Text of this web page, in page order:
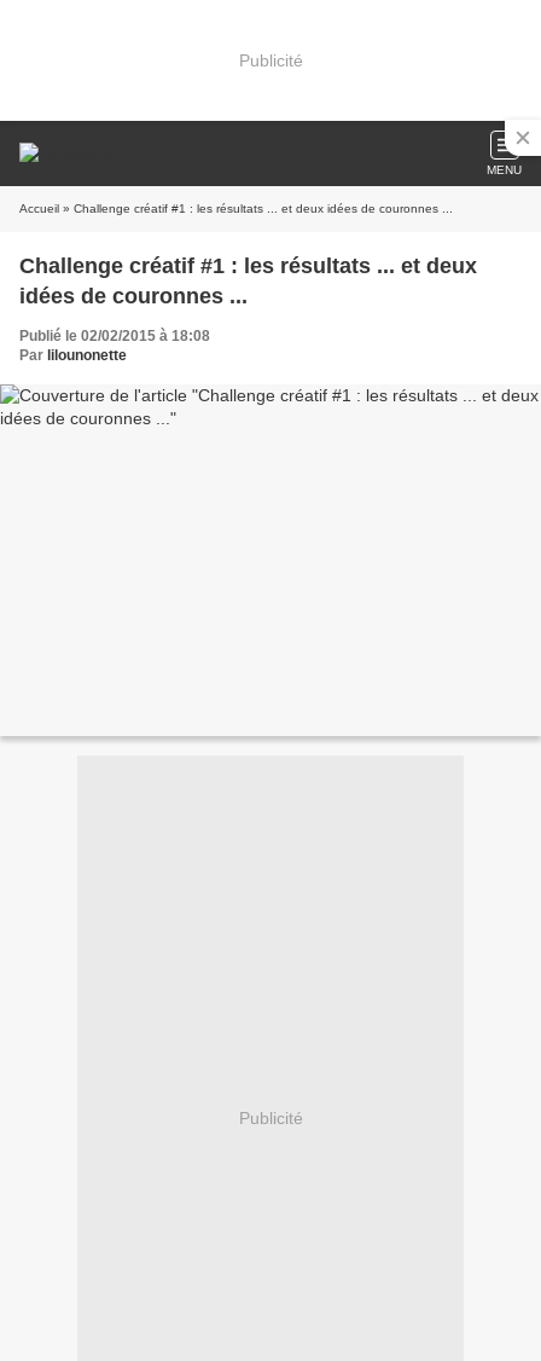
Publicité
MENU
Accueil » Challenge créatif #1 : les résultats ... et deux idées de couronnes ...
Challenge créatif #1 : les résultats ... et deux
idées de couronnes ...
Publié le 02/02/2015 à 18:08
Par lilounonette
Publicité